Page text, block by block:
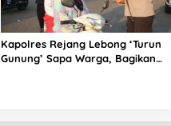
Kapolres Rejang Lebong ‘Turun
Gunung’ Sapa Warga, Bagikan